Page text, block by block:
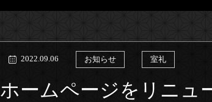
2022.09.06 お知らせ 室礼
ホームページをリニュ